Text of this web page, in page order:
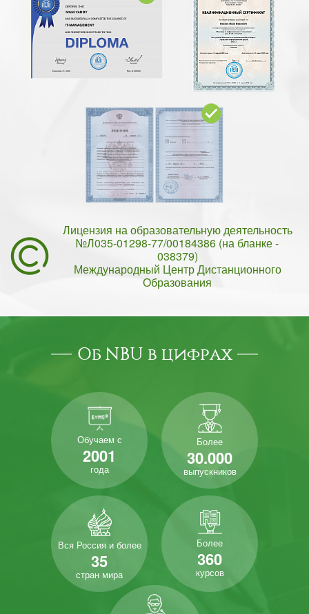
Лицензия на образовательную деятельность
№Л035-01298-77/00184386 (на бланке -
038379)
Международный Центр Дистанционного
Образования
Об NBU в цифрах
Обучаем с
2001
года
Более
30.000
выпускников
Вся Россия и более
35
стран мира
Более
360
курсов